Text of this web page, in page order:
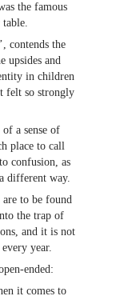
the famous
contends the
upsides and
in children
felt so strongly
a sense of
place to call
confusion, as
different way.
are to be found
the trap of
and it is not
year.
ended:
it comes to